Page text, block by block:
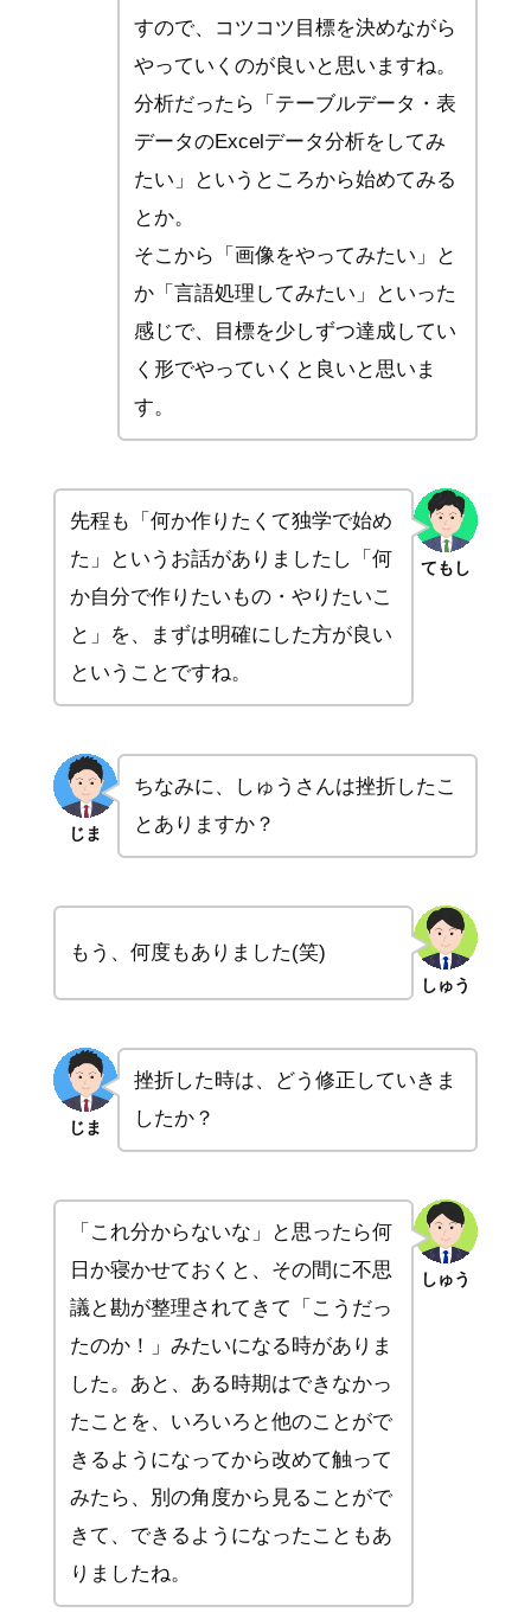
すので、コツコツ目標を決めながら
やっていくのが良いと思いますね。
分析だったら「テーブルデータ・表
データのExcelデータ分析をしてみ
たい」というところから始めてみる
とか。
そこから「画像をやってみたい」と
か「言語処理してみたい」といった
感じで、目標を少しずつ達成してい
く形でやっていくと良いと思いま
す。
てもし
先程も「何か作りたくて独学で始め
た」というお話がありましたし「何
か自分で作りたいもの・やりたいこ
と」を、まずは明確にした方が良い
ということですね。
じま
ちなみに、しゅうさんは挫折したこ
とありますか？
しゅう
もう、何度もありました(笑)
じま
挫折した時は、どう修正していきま
したか？
しゅう
「これ分からないな」と思ったら何
日か寝かせておくと、その間に不思
議と勘が整理されてきて「こうだっ
たのか！」みたいになる時がありま
した。あと、ある時期はできなかっ
たことを、いろいろと他のことがで
きるようになってから改めて触って
みたら、別の角度から見ることがで
きて、できるようになったこともあ
りましたね。